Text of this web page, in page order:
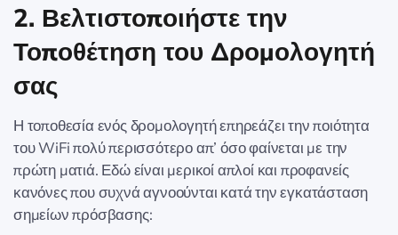
2. Βελτιστοποιήστε την
Τοποθέτηση του Δρομολογητή
σας
Η τοποθεσία ενός δρομολογητή επηρεάζει την ποιότητα
του WiFi πολύ περισσότερο απ’ όσο φαίνεται με την
πρώτη ματιά. Εδώ είναι μερικοί απλοί και προφανείς
κανόνες που συχνά αγνοούνται κατά την εγκατάσταση
σημείων πρόσβασης: